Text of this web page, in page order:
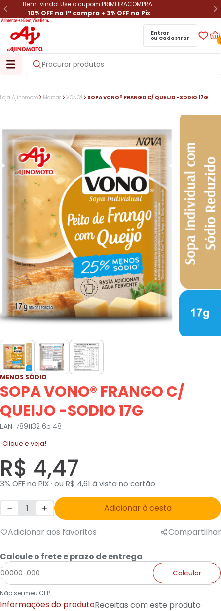
Bem-vindo! Use o cupom PRIMEIRACOMPRA:
10% OFF na 1ª compra + 3% OFF no Pix
Entrar
ou Cadastrar
Loja Ajinomoto Marcas VONO® SOPA VONO® FRANGO C/ QUEIJO -SODIO 17G
MENOS SÓDIO
SOPA VONO® FRANGO C/
QUEIJO -SODIO 17G
EAN: 7891132165148
Clique e veja!
R$ 4,47
3% OFF no PIX · ou R$ 4,61 à vista no cartão
Adicionar à cesta
Adicionar aos favoritos Compartilhar
Calcule o frete e prazo de entrega
Calcular
Não sei meu CEP
Informações do produtoReceitas com este produto